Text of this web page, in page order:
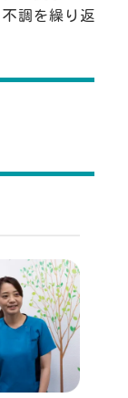
調を繰り返